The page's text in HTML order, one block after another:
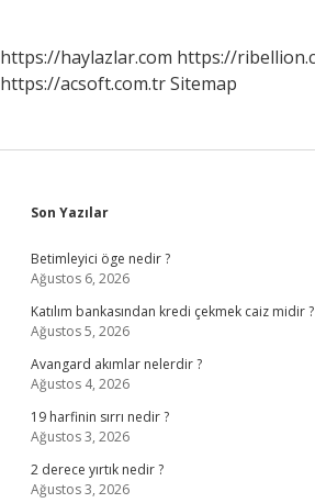
https://haylazlar.com https://
https://acsoft.com.trSitemap
Sidebar
Son Yazılar
Betimleyici öge nedir ?
Ağustos 6, 2026
Katılım bankasından kredi çekmek caiz midir ?
Ağustos 5, 2026
Avangard akımlar nelerdir ?
Ağustos 4, 2026
19 harfinin sırrı nedir ?
Ağustos 3, 2026
2 derece yırtık nedir ?
Ağustos 3, 2026